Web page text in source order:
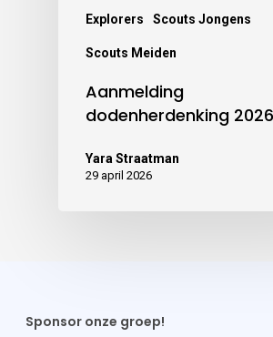
Explorers Scouts Jongens
Scouts Meiden
Aanmelding
dodenherdenking 2026
Yara Straatman
29 april 2026
Sponsor onze groep!